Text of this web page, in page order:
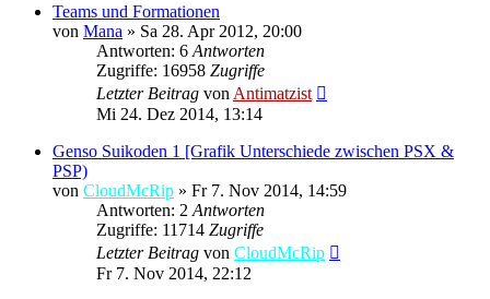
Teams und Formationen
von Mana » Sa 28. Apr 2012, 20:00
Antworten: 6 Antworten
Zugriffe: 16958 Zugriffe
Letzter Beitrag von Antimatzist
Mi 24. Dez 2014, 13:14
Genso Suikoden 1 [Grafik Unterschiede zwischen PSX &
PSP)
von CloudMcRip » Fr 7. Nov 2014, 14:59
Antworten: 2 Antworten
Zugriffe: 11714 Zugriffe
Letzter Beitrag von CloudMcRip
Fr 7. Nov 2014, 22:12